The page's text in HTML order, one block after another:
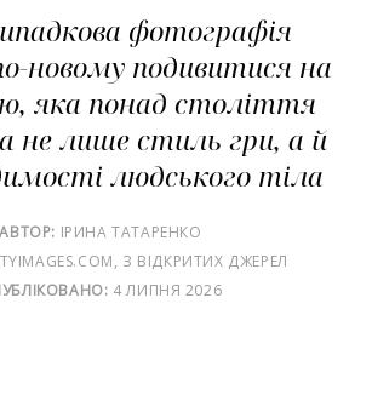
фотографія
новому подивитися на
яка понад століття
не лише стиль гри, а й
людського тіла
АВТОР: ІРИНА ТАТАРЕНКО
З ВІДКРИТИХ ДЖЕРЕЛ
4 ЛИПНЯ 2026